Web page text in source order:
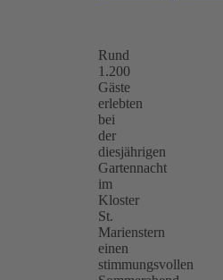
Rund
1.200
Gäste
erlebten
bei
der
diesjährigen
Gartennacht
im
Kloster
St.
Marienstern
einen
stimmungsvollen